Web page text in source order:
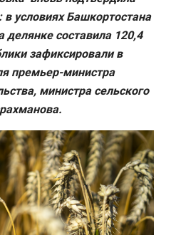
в условиях Башкортостана
делянке составила 120,4
зафиксировали в
премьер-министра
министра сельского